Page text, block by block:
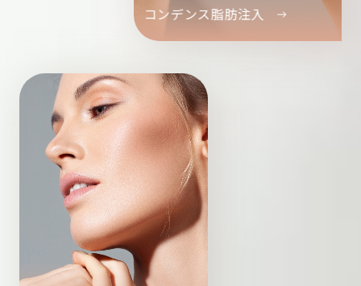
コンデンス脂肪注入